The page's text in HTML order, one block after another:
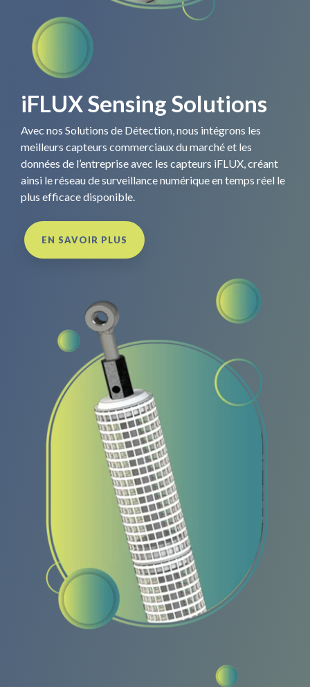
iFLUX Sensing Solutions
Avec nos Solutions de Détection, nous intégrons les
meilleurs capteurs commerciaux du marché et les
données de l’entreprise avec les capteurs iFLUX, créant
ainsi le réseau de surveillance numérique en temps réel le
plus efficace disponible.
EN SAVOIR PLUS